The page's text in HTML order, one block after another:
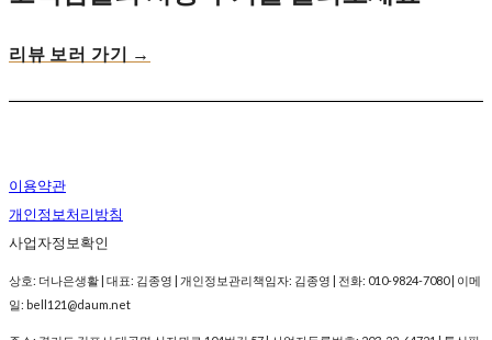
리뷰 보러 가기 →
이용약관
개인정보처리방침
사업자정보확인
상호: 더나은생활 | 대표: 김종영 | 개인정보관리책임자: 김종영 | 전화: 010-9824-7080 | 이메
일: bell121@daum.net